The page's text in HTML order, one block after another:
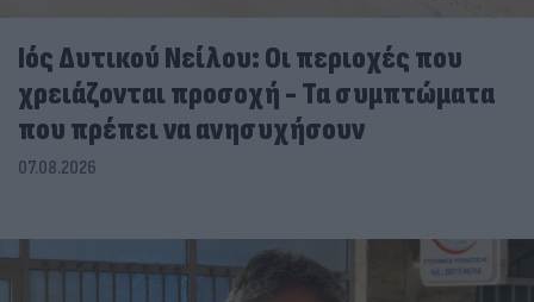
Ιός Δυτικού Νείλου: Οι περιοχές που
χρειάζονται προσοχή - Τα συμπτώματα
που πρέπει να ανησυχήσουν
07.08.2026